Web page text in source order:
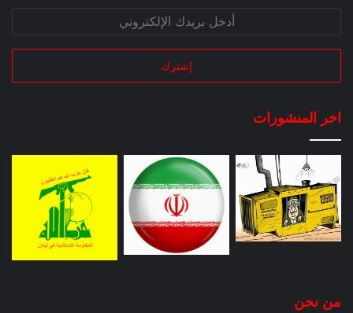
اخر المنشورات
من نحن